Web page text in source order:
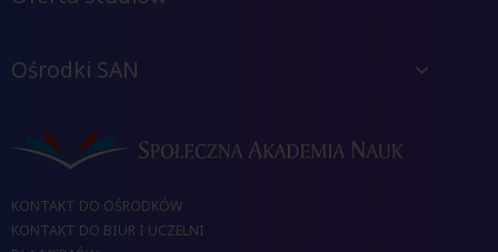
Ośrodki SAN
KONTAKT DO OŚRODKÓW
KONTAKT DO BIUR I UCZELNI